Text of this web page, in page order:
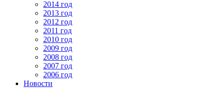
2014 год
2013 год
2012 год
2011 год
2010 год
2009 год
2008 год
2007 год
2006 год
Новости